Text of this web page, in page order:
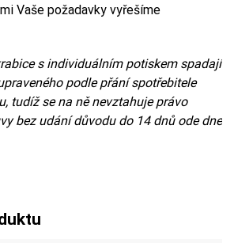
Vaše požadavky vyřešíme
s individuálním potiskem spadají
podle přání spotřebitele
tudíž se na ně nevztahuje právo
bez udání důvodu do 14 dnů ode dne